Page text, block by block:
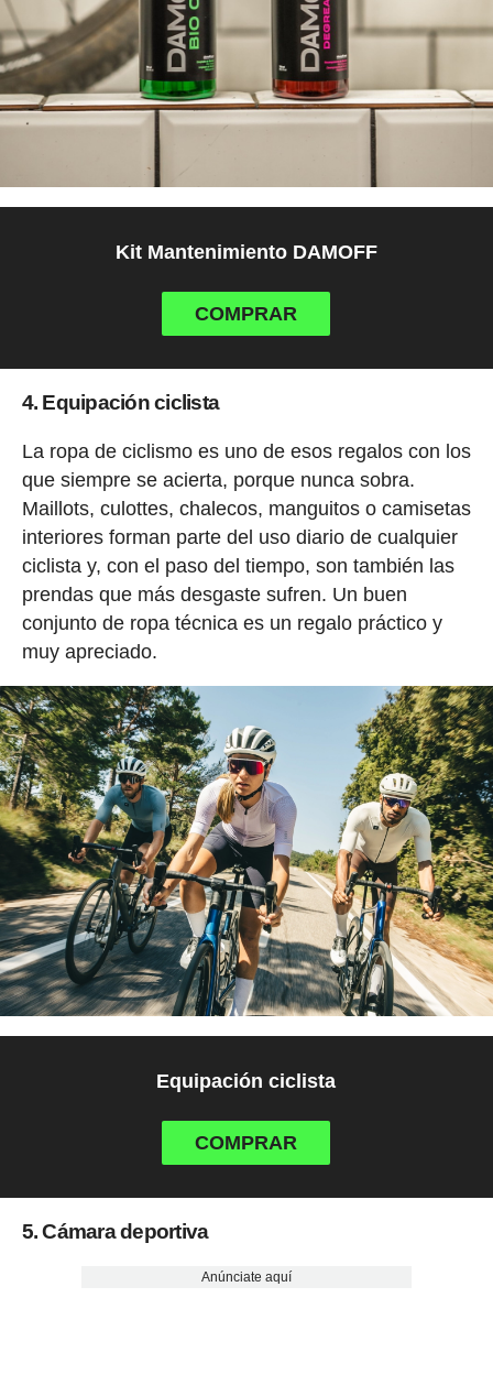
Kit Mantenimiento DAMOFF
COMPRAR
4. Equipación ciclista
La ropa de ciclismo es uno de esos regalos con los
que siempre se acierta, porque nunca sobra.
Maillots, culottes, chalecos, manguitos o camisetas
interiores forman parte del uso diario de cualquier
ciclista y, con el paso del tiempo, son también las
prendas que más desgaste sufren. Un buen
conjunto de ropa técnica es un regalo práctico y
muy apreciado.
Equipación ciclista
COMPRAR
5. Cámara deportiva
Anúnciate aquí